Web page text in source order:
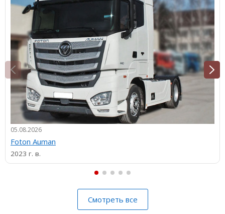
05.08.2026
Foton Auman
2023 г. в.
Смотреть все